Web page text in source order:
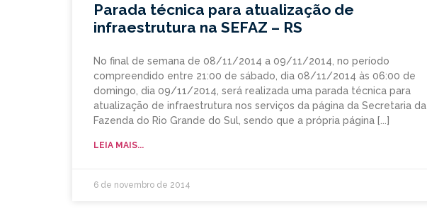
Parada técnica para atualização de
infraestrutura na SEFAZ – RS
No final de semana de 08/11/2014 a 09/11/2014, no período
compreendido entre 21:00 de sábado, dia 08/11/2014 às 06:00 de
domingo, dia 09/11/2014, será realizada uma parada técnica para
atualização de infraestrutura nos serviços da página da Secretaria da
Fazenda do Rio Grande do Sul, sendo que a própria página
LEIA MAIS...
6 de novembro de 2014